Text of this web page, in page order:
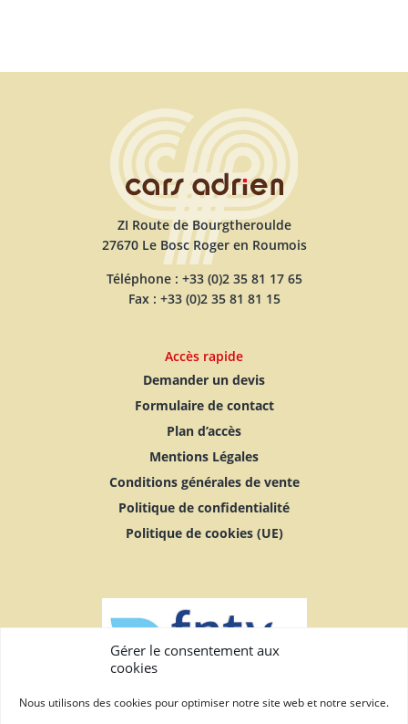
Gérer le consentement aux
cookies
Nous utilisons des cookies pour optimiser notre site web et notre service.
ZI Route de Bourgtheroulde
27670 Le Bosc Roger en Roumois
Téléphone : +33 (0)2 35 81 17 65
Fax : +33 (0)2 35 81 81 15
Accès rapide
Demander un devis
Formulaire de contact
Plan d’accès
Mentions Légales
Conditions générales de vente
Politique de confidentialité
Politique de cookies (UE)